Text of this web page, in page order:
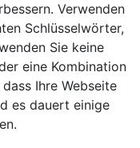
Verwenden
Schlüsselwörter,
Sie keine
eine Kombination
Ihre Webseite
es dauert einige